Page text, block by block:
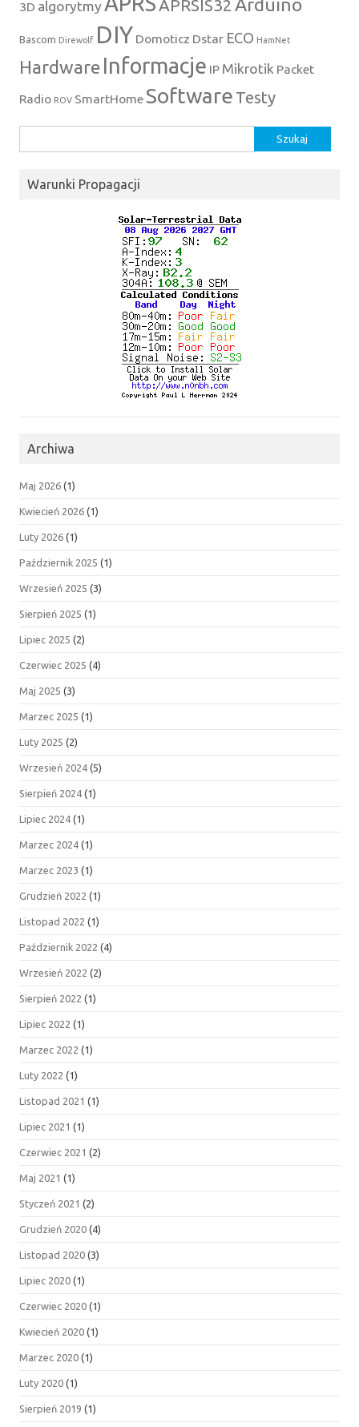
3D algorytmy APRSIS32 Arduino
Bascom Direwolf DIY Domoticz Dstar ECO HamNet
Hardware Informacje IP Mikrotik Packet
Radio ROV SmartHomeSoftware Testy
Warunki Propagacji
Archiwa
Maj 2026 (1)
Kwiecień 2026 (1)
Luty 2026 (1)
Październik 2025 (1)
Wrzesień 2025 (3)
Sierpień 2025 (1)
Lipiec 2025 (2)
Czerwiec 2025 (4)
Maj 2025 (3)
Marzec 2025 (1)
Luty 2025 (2)
Wrzesień 2024 (5)
Sierpień 2024 (1)
Lipiec 2024 (1)
Marzec 2024 (1)
Marzec 2023 (1)
Grudzień 2022 (1)
Listopad 2022 (1)
Październik 2022 (4)
Wrzesień 2022 (2)
Sierpień 2022 (1)
Lipiec 2022 (1)
Marzec 2022 (1)
Luty 2022 (1)
Listopad 2021 (1)
Lipiec 2021 (1)
Czerwiec 2021 (2)
Maj 2021 (1)
Styczeń 2021 (2)
Grudzień 2020 (4)
Listopad 2020 (3)
Lipiec 2020 (1)
Czerwiec 2020 (1)
Kwiecień 2020 (1)
Marzec 2020 (1)
Luty 2020 (1)
Sierpień 2019 (1)